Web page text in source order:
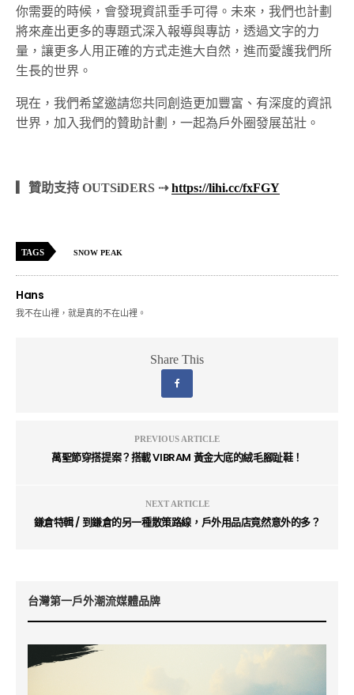
你需要的時候，會發現資訊垂手可得。未來，我們也計劃
將來產出更多的專題式深入報導與專訪，透過文字的力
量，讓更多人用正確的方式走進大自然，進而愛護我們所
生長的世界。
現在，我們希望邀請您共同創造更加豐富、有深度的資訊
世界，加入我們的贊助計劃，一起為戶外圈發展茁壯。
▎贊助支持 OUTSiDERS ⇢https://lihi.cc/fxFGY
TAGS SNOW PEAK
Hans
我不在山裡，就是真的不在山裡。
Share This
PREVIOUS ARTICLE
萬聖節穿搭提案？搭載 VIBRAM 黃金大底的絨毛腳趾鞋！
NEXT ARTICLE
鎌倉特輯 / 到鎌倉的另一種散策路線，戶外用品店竟然意外的多？
台灣第一戶外潮流媒體品牌